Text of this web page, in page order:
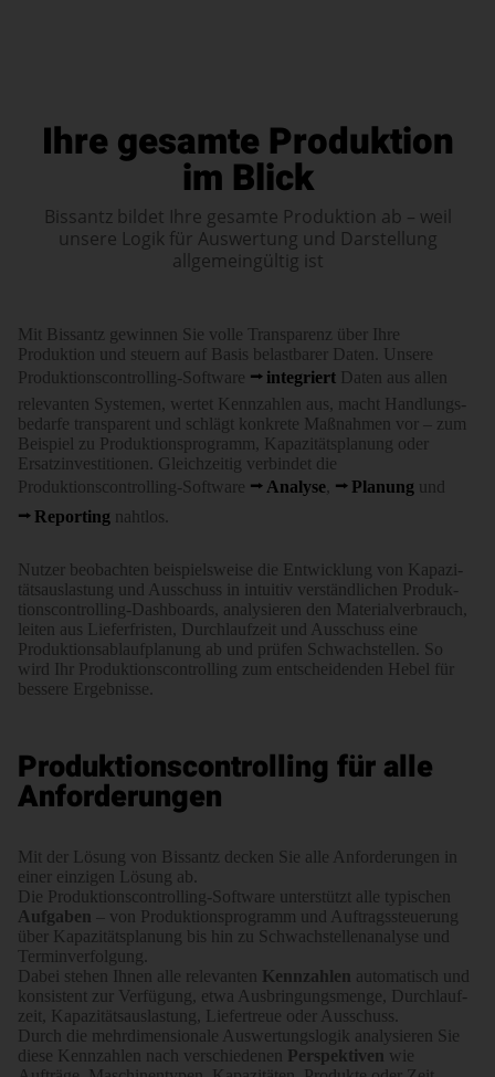
Ihre gesamte Produktion
im Blick
Bissantz bildet Ihre gesamte Produktion ab – weil
unsere Logik für Auswertung und Darstellung
allgemeingültig ist
Mit Bissantz gewinnen Sie volle Trans­parenz über Ihre
Produktion und steuern auf Basis belast­barer Daten. Unsere
Produktionscontrolling-Software
integriert Daten aus allen
relevanten Systemen, wertet Kenn­zahlen aus, macht Hand­lungs­
bedarfe trans­parent und schlägt konkrete Maß­nahmen vor – zum
Beispiel zu Pro­duk­­tions­­programm, Kapa­­zi­­täts­planung oder
Ersatz­in­vesti­tionen. Gleich­­zeitig verbindet die
Produktionscontrolling-Software
Analyse, Planung und
Reporting nahtlos.
Nutzer beobachten beispiels­weise die Ent­wick­lung von Kapazi­
täts­aus­lastung­ und Ausschuss in intuitiv verständ­lichen Produk­
tions­controlling-Dashboards, analysieren den Material­ver­brauch,
leiten aus Liefer­fristen, Durch­lauf­zeit und Ausschuss eine
Produk­tions­ablauf­planung ­­ab und prüfen Schwach­stellen. So
wird Ihr Produktions­controlling zum ent­schei­denden Hebel für
bessere Ergebnisse.
Produktionscontrolling für alle
Anforderungen
Mit der Lösung von Bissantz decken Sie alle Anforderungen in
einer einzigen Lösung ab.
Die Produktions­controlling-Software unter­stützt alle typischen
Aufgaben – von Produk­tions­programm und Auftrags­steuerung
über Kapa­zitäts­planung bis hin zu Schwach­stellen­analyse und
Termin­ver­folgung.
Dabei stehen Ihnen alle relevanten Kennzahlen auto­matisch und
konsistent zur Verfügung, etwa Ausbring­ungs­menge, Durch­lauf­
zeit, Kapazitäts­aus­lastung, Liefer­treue oder Ausschuss.
Durch die mehr­­dimen­sionale Auswertungs­­logik analysieren Sie
diese Kenn­­zahlen nach verschiedenen Perspek­­tiven wie